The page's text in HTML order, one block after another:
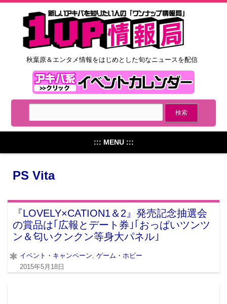
秋葉原＆エンタメ情報をはじめとした旬なニュースを配信
::: MENU :::
PS Vita
『LOVELY×CATION1＆2』発売記念抽選会
の賞品は｢広報とデート券｣｢おっぱいツンツ
ン＆匂いクンクン等身大パネル｣
イベント・キャンペーン ゲーム・ホビー
2015年5月18日